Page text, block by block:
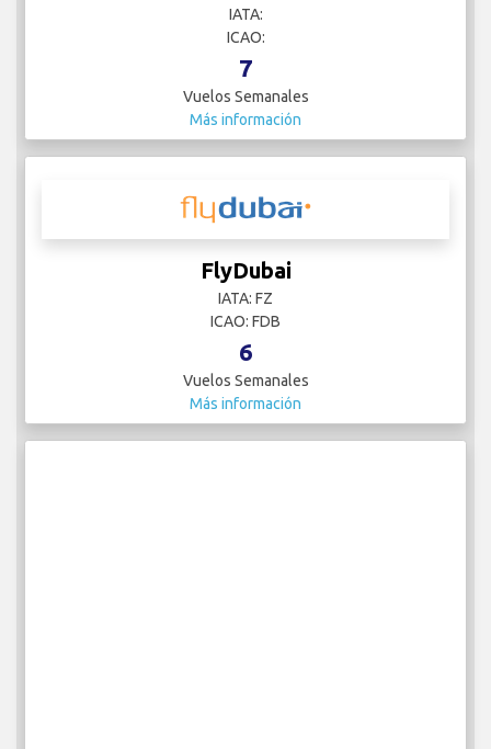
IATA:
ICAO:
7
Vuelos Semanales
Más información
FlyDubai
IATA: FZ
ICAO: FDB
6
Vuelos Semanales
Más información